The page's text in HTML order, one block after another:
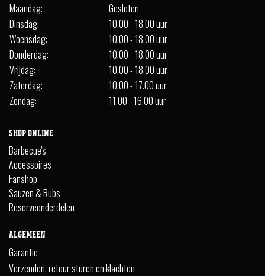
Maandag:
Gesloten
Dinsdag:
10.00 - 18.00 uur
Woensdag:
10.00 - 18.00 uur
Donderdag:
10.00 - 18.00 uur
Vrijdag:
10.00 - 18.00 uur
Zaterdag:
10.00 - 17.00 uur
Zondag:
11.00 - 16.00 uur
SHOP ONLINE
Barbecue's
Accessoires
Fanshop
Sauzen & Rubs
Reserveonderdelen
ALGEMEEN
Garantie
Verzenden, retour sturen en klachten